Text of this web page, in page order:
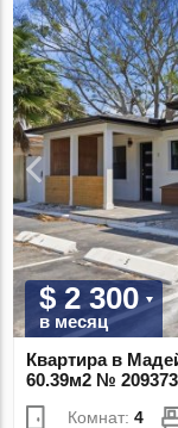
$ 2 300
в месяц
Квартира в
60.39м2 №
Комнат:4